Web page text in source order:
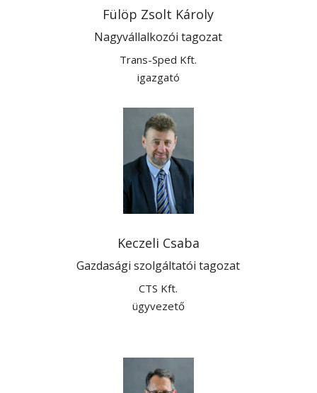
Fülöp Zsolt Károly
Nagyvállalkozói tagozat
Trans-Sped Kft.
igazgató
Keczeli Csaba
Gazdasági szolgáltatói tagozat
CTS Kft.
ügyvezető